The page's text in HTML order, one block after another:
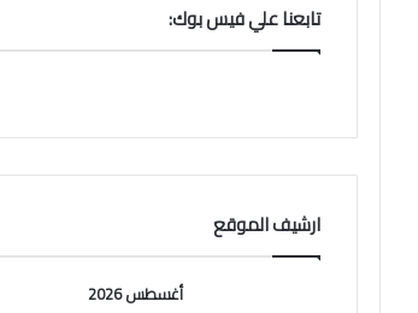
تابعنا علي فيس بوك:
ارشيف الموقع
أغسطس 2026